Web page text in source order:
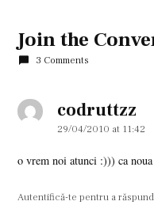
Join the
3 Comments
codruttzzsays:
29/04/2010 at 11:42
o vrem noi atunci :))) ca
Autentifică-te pentru a